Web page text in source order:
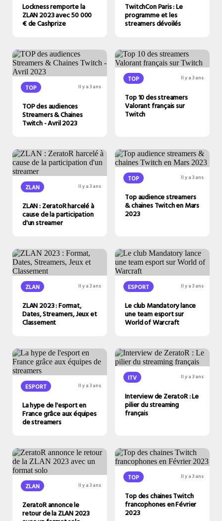
Lockness remporte la
ZLAN 2023 avec 50 000
€ de Cashprize
TwitchCon Paris : Le
programme et les
streamers dévoilés
TOP Il y a 3 ans
TOP des audiences
Streamers & Chaines
Twitch - Avril 2023
TOP Il y a 3 ans
Top 10 des streamers
Valorant français sur
Twitch
ZLAN Il y a 3 ans
ZLAN : ZeratoR harcelé à
cause de la participation
d'un streamer
TOP Il y a 3 ans
Top audience streamers
& chaines Twitch en Mars
2023
ZLAN Il y a 3 ans
ZLAN 2023 : Format,
Dates, Streamers, Jeux et
Classement
ESPORT Il y a 3 ans
Le club Mandatory lance
une team esport sur
World of Warcraft
ESPORT Il y a 3 ans
La hype de l'esport en
France grâce aux équipes
de streamers
ITV Il y a 3 ans
Interview de ZeratoR : Le
pilier du streaming
français
ZLAN Il y a 3 ans
ZeratoR annonce le
retour de la ZLAN 2023
TOP Il y a 3 ans
Top des chaines Twitch
francophones en Février
2023